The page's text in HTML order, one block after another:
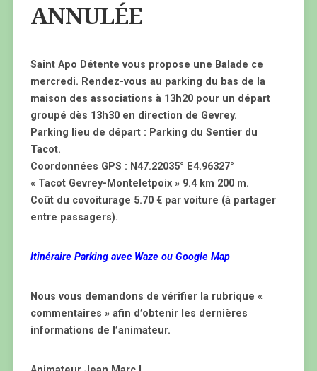
ANNULÉE
Saint Apo Détente vous propose une Balade ce
mercredi. Rendez-vous au parking du bas de la
maison des associations à 13h20 pour un départ
groupé dès 13h30 en direction de Gevrey.
Parking lieu de départ : Parking du Sentier du
Tacot.
Coordonnées GPS : N47.22035° E4.96327°
« Tacot Gevrey-Monteletpoix » 9.4 km 200 m.
Coût du covoiturage 5.70 € par voiture (à partager
entre passagers).
Itinéraire Parking avec Waze ou Google Map
Nous vous demandons de vérifier la rubrique «
commentaires » afin d’obtenir les dernières
informations de l’animateur.